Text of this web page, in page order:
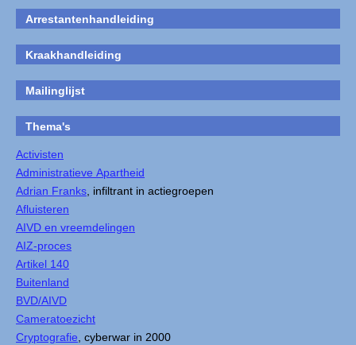
Arrestantenhandleiding
Kraakhandleiding
Mailinglijst
Thema's
Activisten
Administratieve Apartheid
Adrian Franks , infiltrant in actiegroepen
Afluisteren
AIVD en vreemdelingen
AIZ-proces
Artikel 140
Buitenland
BVD/AIVD
Cameratoezicht
Cryptografie , cyberwar in 2000